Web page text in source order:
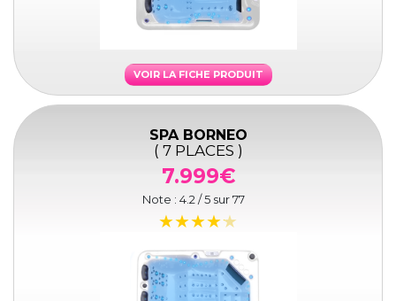
VOIR LA FICHE PRODUIT
SPA BORNEO
( 7 PLACES )
7.999€
Note : 4.2 / 5 sur77